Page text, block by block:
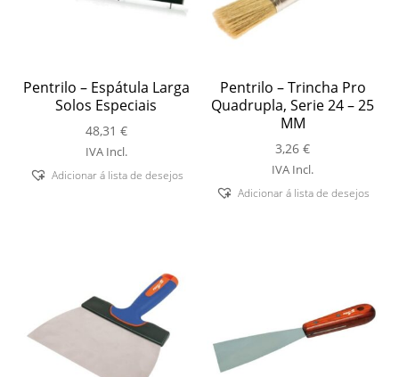
Pentrilo – Espátula Larga
Solos Especiais
48,31 €
IVA Incl.
Adicionar á lista de desejos
Pentrilo – Trincha Pro
Quadrupla, Serie 24 – 25
MM
3,26€
IVA Incl.
Adicionar á lista de desejos